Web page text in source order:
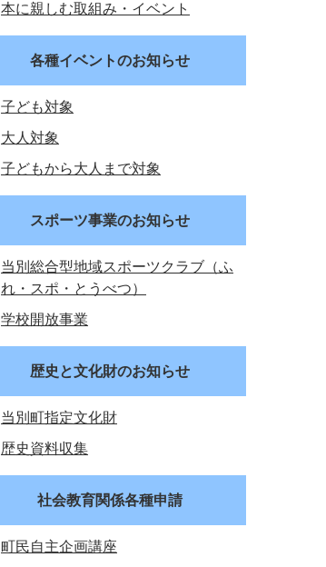
本に親しむ取組み・イベント
各種イベントのお知らせ
子ども対象
大人対象
子どもから大人まで対象
スポーツ事業のお知らせ
当別総合型地域スポーツクラブ（ふ
れ・スポ・とうべつ）
学校開放事業
歴史と文化財のお知らせ
当別町指定文化財
歴史資料収集
社会教育関係各種申請
町民自主企画講座